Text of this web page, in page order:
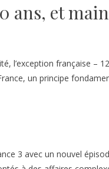
ans, et
l’exception française –
un principe
3 avec un nouvel